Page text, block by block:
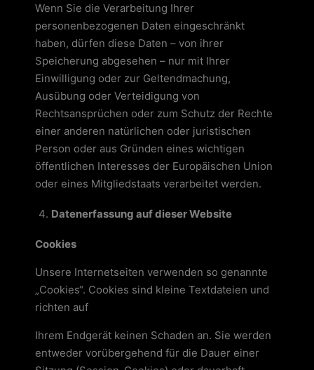
Wenn Sie die Verarbeitung Ihrer
personenbezogenen Daten eingeschränkt
haben, dürfen diese Daten – von ihrer
Speicherung abgesehen – nur mit Ihrer
Einwilligung oder zur Geltendmachung,
Ausübung oder Verteidigung von
Rechtsansprüchen oder zum Schutz der Rechte
einer anderen natürlichen oder juristischen
Person oder aus Gründen eines wichtigen
öffentlichen Interesses der Europäischen Union
oder eines Mitgliedstaats verarbeitet werden.
Datenerfassung auf dieser Website
Cookies
Unsere Internetseiten verwenden so genannte
„Cookies“. Cookies sind kleine Textdateien und
richten auf
Ihrem Endgerät keinen Schaden an. Sie werden
entweder vorübergehend für die Dauer einer